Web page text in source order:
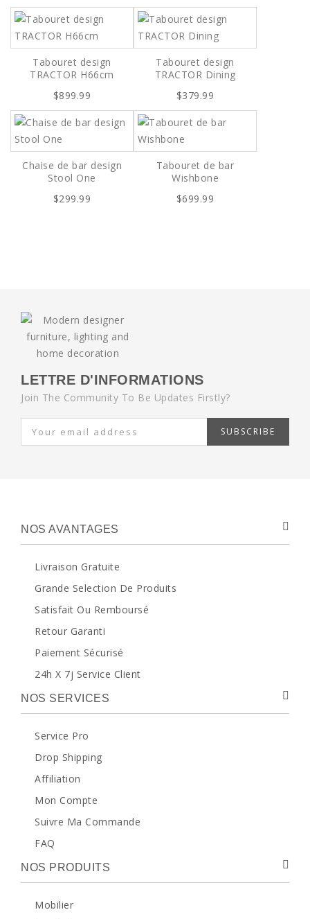
Tabouret design
TRACTOR H66cm
$899.99
Tabouret design
TRACTOR Dining
$379.99
Chaise de bar design
Stool One
$299.99
Tabouret de bar
Wishbone
$699.99
LETTRE D'INFORMATIONS
Join The Community To Be Updates Firstly?
SUBSCRIBE
NOS AVANTAGES
Livraison Gratuite
Grande Selection De Produits
Satisfait Ou Remboursé
Retour Garanti
Paiement Sécurisé
24h X 7j Service Client
NOS SERVICES
Service Pro
Drop Shipping
Affiliation
Mon Compte
Suivre Ma Commande
FAQ
NOS PRODUITS
Mobilier